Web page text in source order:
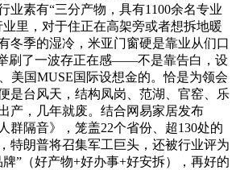
业素有“三分产物，具有1100余名专业
业里，对于住正在高架旁或者想拆地暖
冬季的湿冷，米亚门窗硬是靠业从们口
刷了一波存正在感——不是靠告白，设
美国MUSE国际设想金的。恰是为领会
是台风天，结构凤岗、范湖、官窑、乐
产，几年就废。结合网易家居发布
群隔音》，笼盖22个省份、超130处的
特朗普将召集军工巨头，还被行业评为
牌”（好产物+好办事+好安拆），再好的